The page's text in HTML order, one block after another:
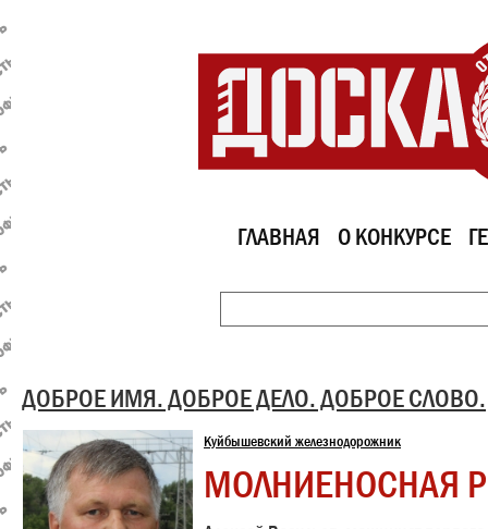
ГЛАВНАЯ О КОНКУРСЕ
ДОБРОЕ ИМЯ. ДОБРОЕ ДЕЛО. ДОБРОЕ СЛОВО.
Куйбышевский железнодорожник
МОЛНИЕНОСНАЯ